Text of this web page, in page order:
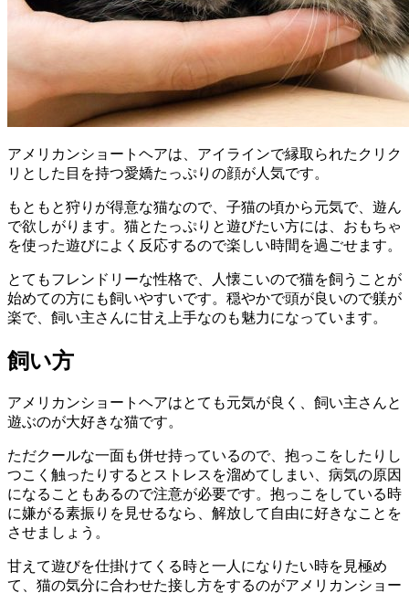
アメリカンショートヘアは、アイラインで縁取られたクリク
リとした目を持つ愛嬌たっぷりの顔が人気です。
もともと狩りが得意な猫なので、子猫の頃から元気で、遊ん
で欲しがります。猫とたっぷりと遊びたい方には、おもちゃ
を使った遊びによく反応するので楽しい時間を過ごせます。
とてもフレンドリーな性格で、人懐こいので猫を飼うことが
始めての方にも飼いやすいです。穏やかで頭が良いので躾が
楽で、飼い主さんに甘え上手なのも魅力になっています。
飼い方
アメリカンショートヘアはとても元気が良く、飼い主さんと
遊ぶのが大好きな猫です。
ただクールな一面も併せ持っているので、 抱っこをしたりし
つこく触ったりするとストレスを溜めてしまい 、病気の原因
になることもあるので注意が必要です。抱っこをしている時
に嫌がる素振りを見せるなら、解放して自由に好きなことを
させましょう。
甘えて遊びを仕掛けてくる時と一人になりたい時を見極め
て、猫の気分に合わせた接し方をするのがアメリカンショー